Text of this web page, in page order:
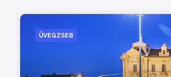
ÜVEGZSEB